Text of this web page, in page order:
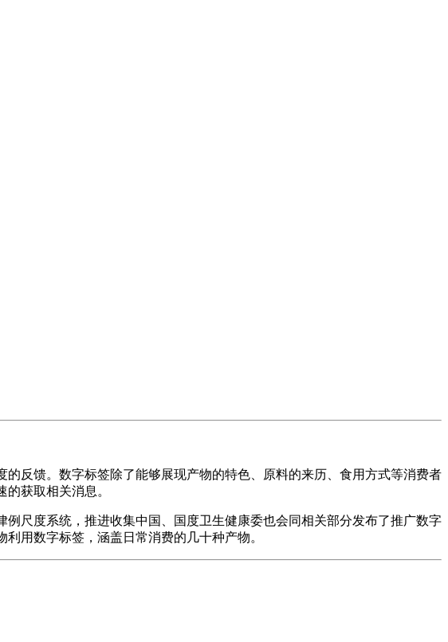
馈。数字标签除了能够展现产物的特色、原料的来历、食用方式等消费者
获取相关消息。
度系统，推进收集中国、国度卫生健康委也会同相关部分发布了推广数字
用数字标签，涵盖日常消费的几十种产物。